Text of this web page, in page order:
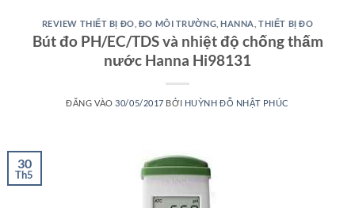
REVIEW THIẾT BỊ ĐO ĐO MÔI TRƯỜNG ,HANNA ,THIẾT BỊ ĐO
Bút đo PH/EC/TDS và nhiệt độ chống thấm
nước Hanna Hi98131
ĐĂNG VÀO30/05/2017 BỞI HUỲNH ĐỖ NHẬT PHÚC
30
Th5